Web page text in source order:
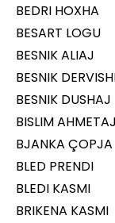
BEDRI HOXHA
BESART LOGU
BESNIK ALIAJ
BESNIK
BESNIK DUSHAJ
BISLIM AHMETAJ
BJANKA ÇOPJA
BLED PRENDI
BLEDI KASMI
BRIKENA KASMI